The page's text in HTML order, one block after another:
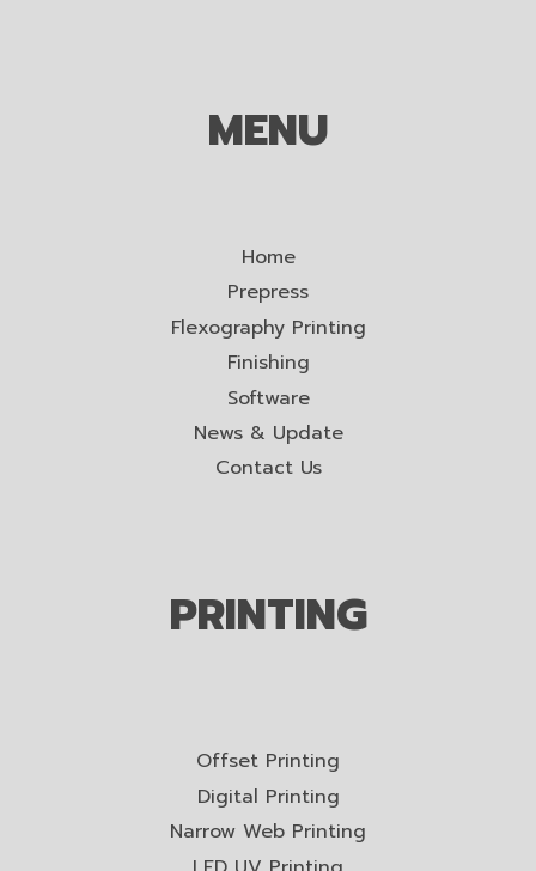
MENU
Home
Prepress
Flexography Printing
Finishing
Software
News & Update
Contact Us
PRINTING
Offset Printing
Digital Printing
Narrow Web Printing